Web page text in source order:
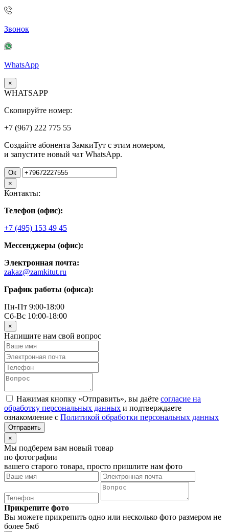
Звонок
WhatsApp
×
WHATSAPP
Скопируйте номер:
+7 (967) 222 775 55
Создайте абонента ЗамкиТут с этим номером,
и запустите новый чат WhatsApp.
Ок
×
Контакты:
Телефон (офис):
+7 (495) 153 49 45
Мессенджеры (офис):
Электронная почта:
zakaz@zamkitut.ru
График работы (офиса):
Пн-Пт 9:00-18:00
Сб-Вс 10:00-18:00
×
Напишите нам свой вопрос
Нажимая кнопку «Отправить», вы даёте согласие на
обработку персональных данных и подтверждаете
ознакомление с Политикой обработки персональных данных
×
Мы подберем вам новый товар
по фотографии
вашего старого товара, просто пришлите нам фото
Прикрепите фото
Вы можете прикрепить одно или несколько фото размером не
более 5мб